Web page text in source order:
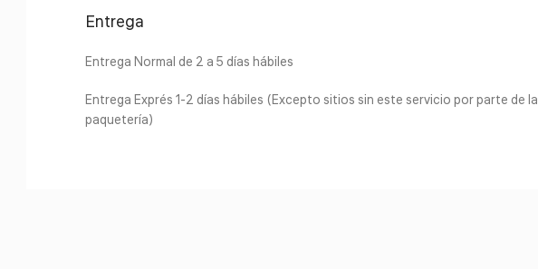
Entrega
Entrega Normal de 2 a 5 días hábiles
Entrega Exprés 1-2 días hábiles (Excepto sitios sin este servicio por parte de la
paquetería)